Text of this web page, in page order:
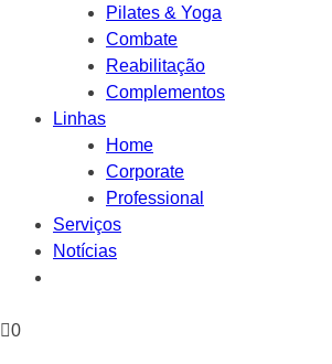
Pilates & Yoga
Combate
Reabilitação
Complementos
Linhas
Home
Corporate
Professional
Serviços
Notícias
0